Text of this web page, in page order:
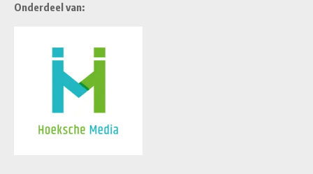
Onderdeel van: